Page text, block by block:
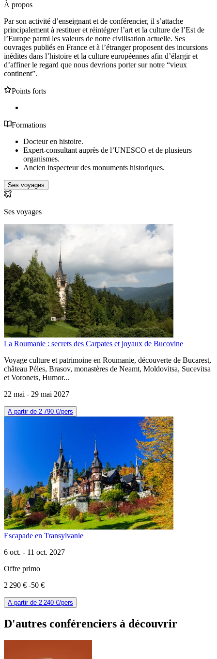
À propos
Par son activité d’enseignant et de conférencier, il s’attache
principalement à restituer et réintégrer l’art et la culture de l’Est de
l’Europe parmi les valeurs de notre civilisation actuelle. Ses
ouvrages publiés en France et à l’étranger proposent des incursions
inédites dans l’histoire et la culture européennes afin d’élargir et
d’affiner le regard que nous devrions porter sur notre “vieux
continent”.
Points forts
Formations
Docteur en histoire.
Expert-consultant auprès de l’UNESCO et de plusieurs
organismes.
Ancien inspecteur des monuments historiques.
Ses voyages
Ses voyages
La Roumanie : secrets des Carpates et joyaux de Bucovine
Voyage culture et patrimoine en Roumanie, découverte de Bucarest,
château Péles, Brasov, monastères de Neamt, Moldovitsa, Sucevitsa
et Voronets, Humor...
22 mai - 29 mai 2027
A partir de 2 790 €/pers
Escapade en Transylvanie
6 oct. - 11 oct. 2027
Offre primo
2 290 € -50 €
A partir de 2 240 €/pers
D'autres conférenciers à découvrir